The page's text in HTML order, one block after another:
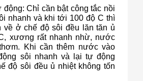
động: Chỉ cần bật công tắc nồi
nhanh và khi tới 100 độ C thì
về ở chế độ sôi đều lăn tăn ủ
xương rất nhanh nhừ, nước
Khi cần thêm nước vào
sôi nhanh và lại tự động
độ sôi đều ủ nhiệt không tốn